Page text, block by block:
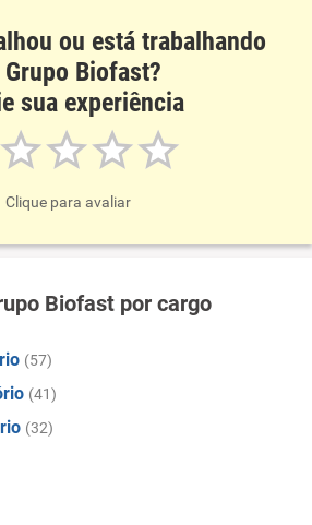
ou está trabalhando
Grupo Biofast?
sua experiência
Clique para avaliar
Biofast por cargo
(57)
(41)
(32)